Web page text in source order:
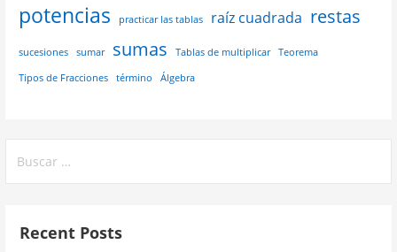
potencias
practicar las tablas raíz cuadrada restas
sucesiones sumar sumas Tablas de multiplicar Teorema
Tipos de Fracciones término Álgebra
Recent Posts